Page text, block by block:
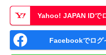
Yahoo! JAPAN IDで
Facebookでログ